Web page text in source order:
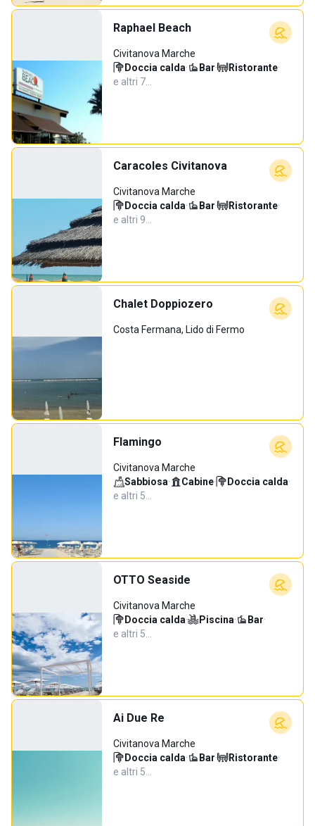
Raphael Beach
Civitanova Marche
Doccia calda· Bar· Ristorante·
e altri 7…
Caracoles Civitanova
Civitanova Marche
Doccia calda· Bar· Ristorante·
e altri 9…
Chalet Doppiozero
Costa Fermana, Lido di Fermo
Flamingo
Civitanova Marche
Sabbiosa· Cabine· Doccia calda·
e altri 5…
OTTO Seaside
Civitanova Marche
Doccia calda· Piscina· Bar·
e altri 5…
Ai Due Re
Civitanova Marche
Doccia calda· Bar· Ristorante·
e altri 5…